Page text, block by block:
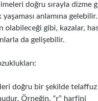
doğru sırayla dizme
anlamına
olabileceği gibi, kazalar,
da gelişebilir.
doğru bir şekilde telaffuz
Örneğin, “r” harfini